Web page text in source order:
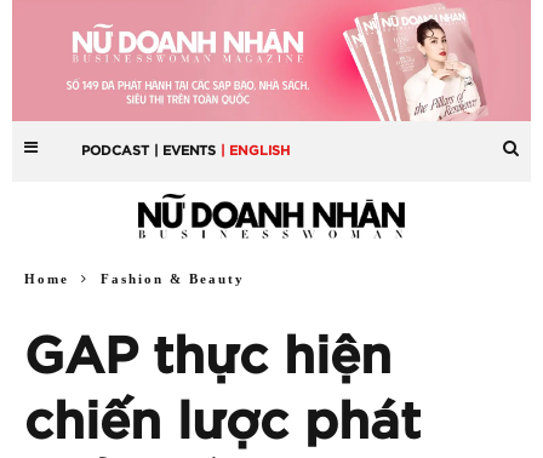
PODCAST | EVENTS | ENGLISH
Home Fashion & Beauty
GAP thực hiện
chiến lược phát